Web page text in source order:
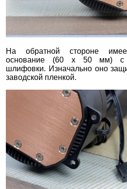
На обратной стороне
основание (60 х 50 мм) с
шлифовки. Изначально оно
заводской пленкой.